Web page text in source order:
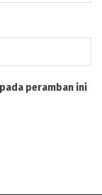
peramban ini